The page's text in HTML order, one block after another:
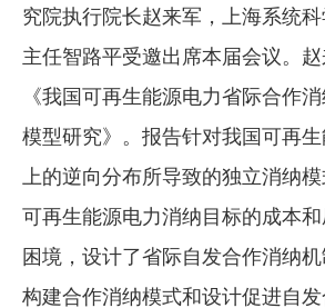
究院执行院长赵来军，上海系统
主任智路平受邀出席本届会议。
《我国可再生能源电力省际合作
模型研究》。报告针对我国可再
上的逆向分布所导致的独立消纳
可再生能源电力消纳目标的成本
困境，设计了省际自发合作消纳
构建合作消纳模式和设计促进自